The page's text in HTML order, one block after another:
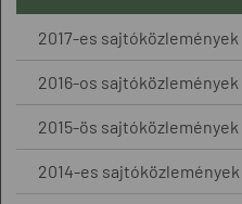
2017-es sajtóközlemények
2016-os sajtóközlemények
2015-ös sajtóközlemények
2014-es sajtóközlemények